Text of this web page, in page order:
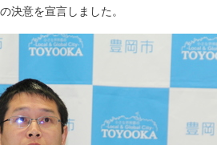
決意を宣言しました。